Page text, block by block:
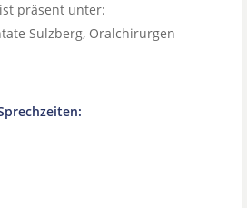
präsent unter:
Sulzberg, Oralchirurgen